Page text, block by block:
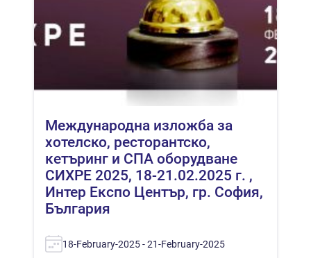
Международна изложба за
хотелско, ресторантско,
кетъринг и СПА оборудване
СИХРЕ 2025, 18-21.02.2025 г. ,
Интер Експо Център, гр. София,
България
18-February-2025 - 21-February-2025